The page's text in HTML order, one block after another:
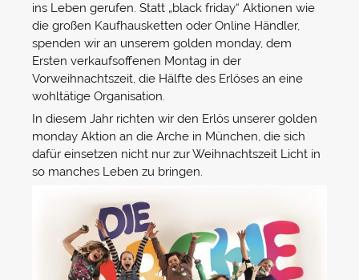
ins Leben gerufen. Statt „black friday“ Aktionen wie
die großen Kaufhausketten oder Online Händler,
spenden wir an unserem golden monday, dem
Ersten verkaufsoffenen Montag in der
Vorweihnachtszeit, die Hälfte des Erlöses an eine
wohltätige Organisation.
In diesem Jahr richten wir den Erlös unserer golden
monday Aktion an die Arche in München, die sich
dafür einsetzen nicht nur zur Weihnachtszeit Licht in
so manches Leben zu bringen.